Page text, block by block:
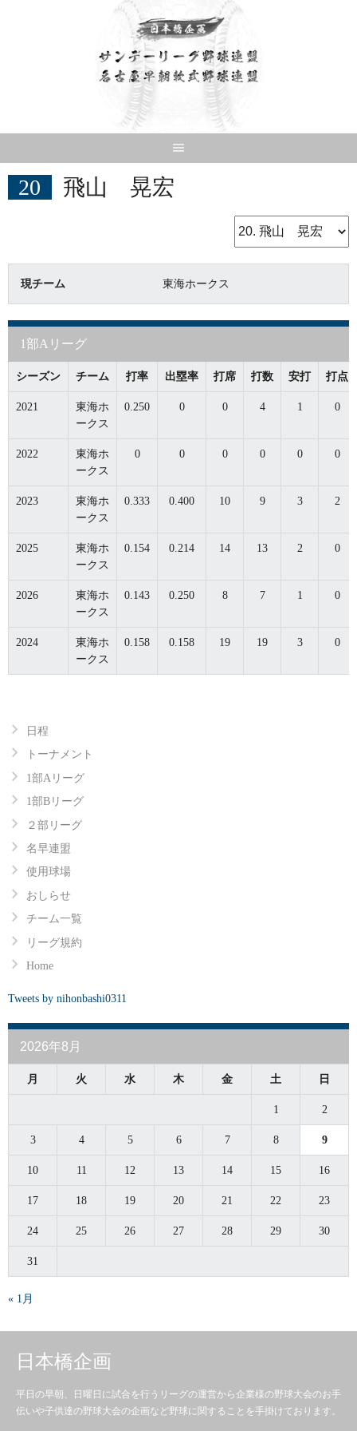
20 飛山 晃宏
現チーム 東海ホークス
1部Aリーグ
シーズン チーム 打率 出塁率 打席 打数 安打 打点
2021
東海ホ
ークス
0.250 0 0 4 1 0
2022
東海ホ
ークス
0 0 0 0 0 0
2023
東海ホ
ークス
0.333 0.400 10 9 3 2
2025
東海ホ
ークス
0.154 0.214 14 13 2 0
2026
東海ホ
ークス
0.143 0.250 8 7 1 0
2024
東海ホ
ークス
0.158 0.158 19 19 3 0
日程
トーナメント
1部Aリーグ
1部Bリーグ
２部リーグ
名早連盟
使用球場
おしらせ
チーム一覧
リーグ規約
Home
Tweets by nihonbashi0311
2026年8月
月 火 水 木 金 土 日
1 2
3 4 5 6 7 8 9
10 11 12 13 14 15 16
17 18 19 20 21 22 23
24 25 26 27 28 29 30
31
« 1月
日本橋企画
平日の早朝、日曜日に試合を行うリーグの運営から企業様の野球大会のお手
伝いや子供達の野球大会の企画など野球に関することを手掛けております。